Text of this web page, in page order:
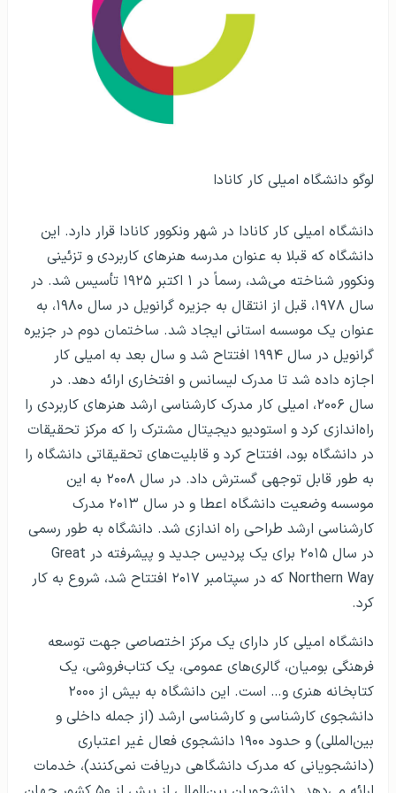
لوگو دانشگاه امیلی کار کانادا
دانشگاه امیلی کار کانادا در شهر ونکوور کانادا قرار دارد. این
دانشگاه که قبلا به عنوان مدرسه هنرهای کاربردی و تزئینی
ونکوور شناخته می‌شد، رسماً در ۱ اکتبر ۱۹۲۵ تأسیس شد. در
سال ۱۹۷۸، قبل از انتقال به جزیره گرانویل در سال ۱۹۸۰، به
عنوان یک موسسه استانی ایجاد شد. ساختمان دوم در جزیره
گرانویل در سال ۱۹۹۴ افتتاح شد و سال بعد به امیلی کار
اجازه داده شد تا مدرک لیسانس و افتخاری ارائه دهد. در
سال ۲۰۰۶، امیلی کار مدرک کارشناسی ارشد هنرهای کاربردی را
راه‌اندازی کرد و استودیو دیجیتال مشترک را که مرکز تحقیقات
در دانشگاه بود، افتتاح کرد و قابلیت‌های تحقیقاتی دانشگاه را
به طور قابل توجهی گسترش داد. در سال ۲۰۰۸ به این
موسسه وضعیت دانشگاه اعطا و در سال ۲۰۱۳ مدرک
کارشناسی ارشد طراحی راه اندازی شد. دانشگاه به طور رسمی
در سال ۲۰۱۵ برای یک پردیس جدید و پیشرفته در Great
Northern Way که در سپتامبر ۲۰۱۷ افتتاح شد، شروع به کار
کرد.
دانشگاه امیلی کار دارای یک مرکز اختصاصی جهت توسعه
فرهنگی بومیان، گالری‌های عمومی، یک کتاب‌فروشی، یک
کتابخانه هنری و… است. این دانشگاه به بیش از ۲۰۰۰
دانشجوی کارشناسی و کارشناسی ارشد (از جمله داخلی و
بین‌المللی) و حدود ۱۹۰۰ دانشجوی فعال غیر اعتباری
(دانشجویانی که مدرک دانشگاهی دریافت نمی‌کنند)، خدمات